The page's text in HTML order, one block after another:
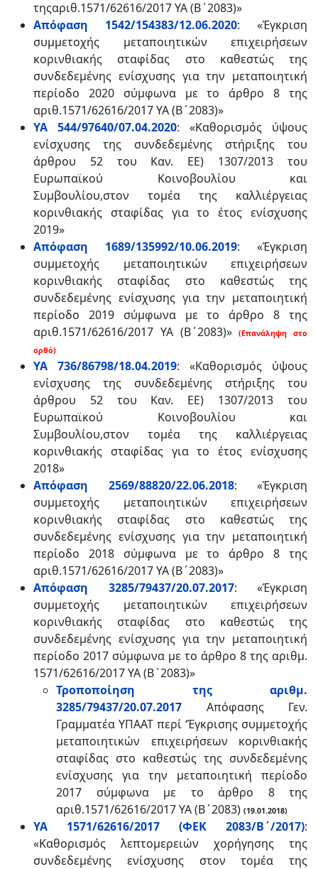
τηςαριθ.1571/62616/2017 ΥΑ (Β΄2083)»
Απόφαση 1542/154383/12.06.2020: «Έγκριση
συμμετοχής μεταποιητικών επιχειρήσεων
κορινθιακής σταφίδας στο καθεστώς της
συνδεδεμένης ενίσχυσης για την μεταποιητική
περίοδο 2020 σύμφωνα με το άρθρο 8 της
αριθ.1571/62616/2017 ΥΑ (Β΄2083)»
ΥΑ 544/97640/07.04.2020: «Καθορισμός ύψους
ενίσχυσης της συνδεδεμένης στήριξης του
άρθρου 52 του Καν. ΕΕ) 1307/2013 του
Ευρωπαϊκού Κοινοβουλίου και
Συμβουλίου,στον τομέα της καλλιέργειας
κορινθιακής σταφίδας για το έτος ενίσχυσης
2019»
Απόφαση 1689/135992/10.06.2019: «Έγκριση
συμμετοχής μεταποιητικών επιχειρήσεων
κορινθιακής σταφίδας στο καθεστώς της
συνδεδεμένης ενίσχυσης για την μεταποιητική
περίοδο 2019 σύμφωνα με το άρθρο 8 της
αριθ.1571/62616/2017 ΥΑ (Β΄2083)»(Επανάληψη στο
ορθό)
ΥΑ 736/86798/18.04.2019: «Καθορισμός ύψους
ενίσχυσης της συνδεδεμένης στήριξης του
άρθρου 52 του Καν. ΕΕ) 1307/2013 του
Ευρωπαϊκού Κοινοβουλίου και
Συμβουλίου,στον τομέα της καλλιέργειας
κορινθιακής σταφίδας για το έτος ενίσχυσης
2018»
Απόφαση 2569/88820/22.06.2018: «Έγκριση
συμμετοχής μεταποιητικών επιχειρήσεων
κορινθιακής σταφίδας στο καθεστώς της
συνδεδεμένης ενίσχυσης για την μεταποιητική
περίοδο 2018 σύμφωνα με το άρθρο 8 της
αριθ.1571/62616/2017 ΥΑ (Β΄2083)»
Απόφαση 3285/79437/20.07.2017: «Έγκριση
συμμετοχής μεταποιητικών επιχειρήσεων
κορινθιακής σταφίδας στο καθεστώς της
συνδεδεμένης ενίσχυσης για την μεταποιητική
περίοδο 2017 σύμφωνα με το άρθρο 8 της αριθμ.
1571/62616/2017 ΥΑ (Β΄2083)»
Τροποποίηση της αριθμ.
3285/79437/20.07.2017 Απόφασης Γεν.
Γραμματέα ΥΠΑΑΤ περί ‘Έγκρισης συμμετοχής
μεταποιητικών επιχειρήσεων κορινθιακής
σταφίδας στο καθεστώς της συνδεδεμένης
ενίσχυσης για την μεταποιητική περίοδο
2017 σύμφωνα με το άρθρο 8 της
αριθ.1571/62616/2017 ΥΑ (Β΄2083) (19.01.2018)
ΥΑ 1571/62616/2017 (ΦΕΚ 2083/Β΄/2017):
«Καθορισμός λεπτομερειών χορήγησης της
συνδεδεμένης ενίσχυσης στον τομέα της